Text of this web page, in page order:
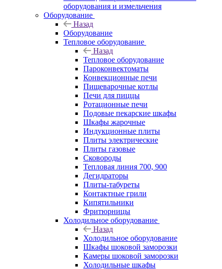
оборудования и измельчения
Оборудование
Назад
Оборудование
Тепловое оборудование
Назад
Тепловое оборудование
Пароконвектоматы
Конвекционные печи
Пищеварочные котлы
Печи для пиццы
Ротационные печи
Подовые пекарские шкафы
Шкафы жарочные
Индукционные плиты
Плиты электрические
Плиты газовые
Сковороды
Тепловая линия 700, 900
Дегидраторы
Плиты-табуреты
Контактные грили
Кипятильники
Фритюрницы
Холодильное оборудование
Назад
Холодильное оборудование
Шкафы шоковой заморозки
Камеры шоковой заморозки
Холодильные шкафы